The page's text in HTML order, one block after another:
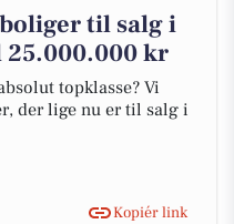
til salg i
kr
topklasse? Vi
der lige nu er til salg i
Kopiér link